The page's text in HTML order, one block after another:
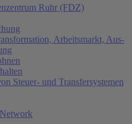
Ruhr (FDZ)
Arbeitsmarkt, Aus-
Steuer- und Transfersystemen